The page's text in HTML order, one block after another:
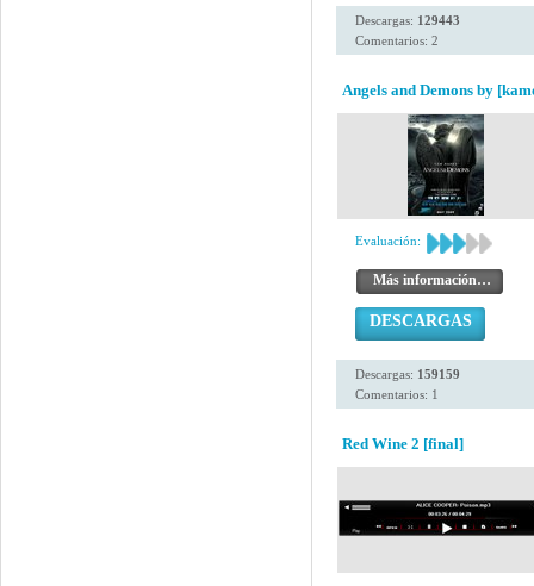
Descargas: 129443
Comentarios: 2
Angels and Demons by
Evaluación:
Más información…
DESCARGAS
Descargas: 159159
Comentarios: 1
Red Wine 2 [final]